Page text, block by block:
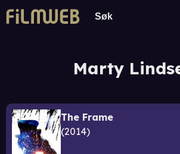
Marty
The Frame
2014